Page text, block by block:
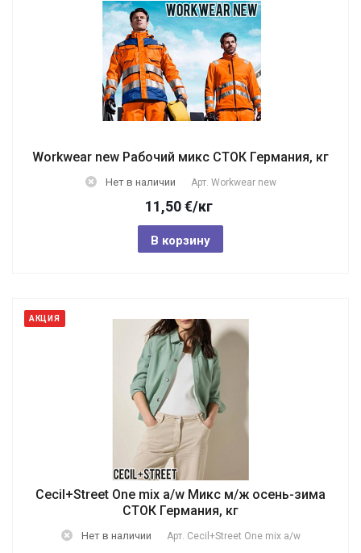
Workwear new Рабочий микс СТОК Германия, кг
Нет в наличии Арт. Workwear new
11,50€/кг
В корзину
АКЦИЯ
Cecil+Street One mix a/w Микс м/ж осень-зима
СТОК Германия, кг
Нет в наличии Арт. Cecil+Street One mix a/w